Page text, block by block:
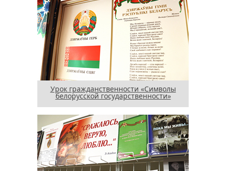
Урок гражданственности «Символы
белорусской государственности»